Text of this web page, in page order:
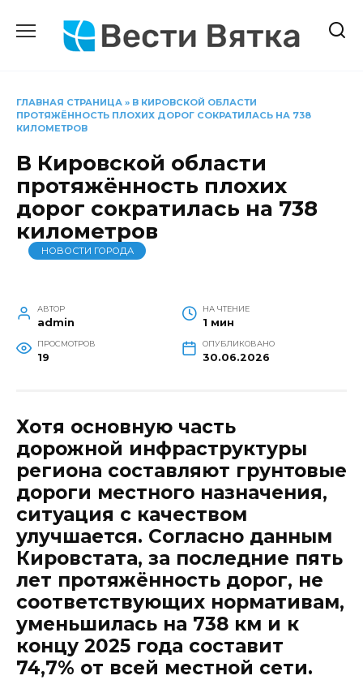
содержанию
ГЛАВНАЯ СТРАНИЦА » В КИРОВСКОЙ ОБЛАСТИ
ПРОТЯЖЁННОСТЬ ПЛОХИХ ДОРОГ СОКРАТИЛАСЬ НА 738
КИЛОМЕТРОВ
В Кировской области
протяжённость плохих
дорог сократилась на 738
километров
НОВОСТИ ГОРОДА
АВТОР
admin
НА ЧТЕНИЕ
1 мин
ПРОСМОТРОВ
19
ОПУБЛИКОВАНО
30.06.2026
Хотя основную часть
дорожной инфраструктуры
региона составляют грунтовые
дороги местного назначения,
ситуация с качеством
улучшается. Согласно данным
Кировстата, за последние пять
лет протяжённость дорог, не
соответствующих нормативам,
уменьшилась на 738 км и к
концу 2025 года составит
74,7% от всей местной сети.